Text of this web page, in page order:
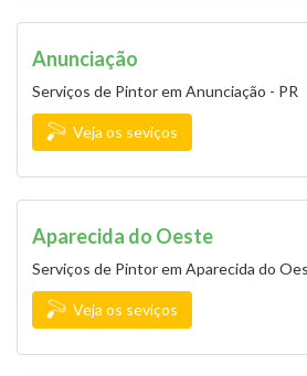
Anunciação
Serviços de Pintor em Anunciação - PR
Veja os seviços
Aparecida do Oeste
Serviços de Pintor em Aparecida do
Veja os seviços